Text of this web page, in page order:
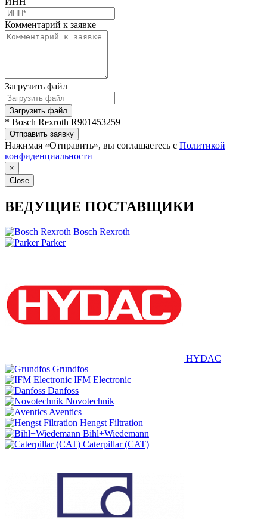
Комментарий к заявке
Загрузить файл
Загрузить файл
* Bosch Rexroth R901453259
Отправить заявку
Нажимая «Отправить», вы соглашаетесь с Политикой
конфиденциальности
×
Close
ВЕДУЩИЕ ПОСТАВЩИКИ
Bosch Rexroth
Parker
HYDAC
Grundfos
IFM Electronic
Danfoss
Novotechnik
Aventics
Hengst Filtration
Bihl+Wiedemann
Caterpillar (CAT)